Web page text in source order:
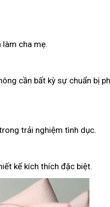
cha mẹ.
cần bất kỳ sự chuẩn bị
trải nghiệm tình dục.
kế kích thích đặc biệt.